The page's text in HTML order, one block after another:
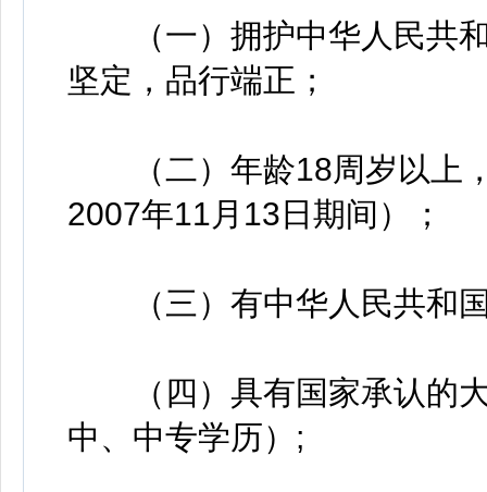
（一）拥护中华人民共和
坚定，品行端正；
（二）年龄18周岁以上，
2007年11月13日期间）；
（三）有中华人民共和国
（四）具有国家承认的大
中、中专学历）;